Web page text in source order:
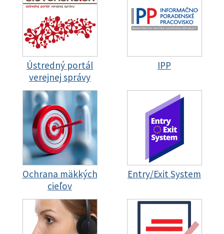
Ústredný portál
verejnej správy
IPP
Ochrana mäkkých
cieľov
Entry/Exit System